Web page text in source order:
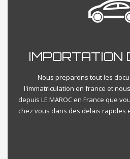
IMPORTATION
Nous preparons tout les
l'immatriculation en france et
depuis LE MAROC en France que
chez vous dans des delais rapides